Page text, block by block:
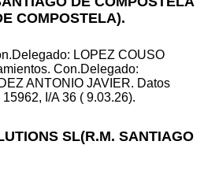
COMPOSTELA).
LOPEZ COUSO
Con.Delegado:
ANTONIO JAVIER. Datos
I/A 36 ( 9.03.26).
SL(R.M. SANTIAGO